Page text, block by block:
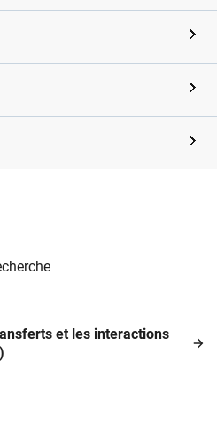
et les interactions